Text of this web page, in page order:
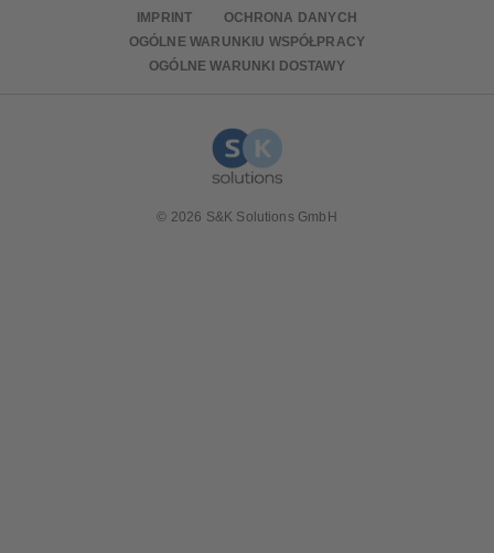
IMPRINT
OCHRONA DANYCH
OGÓLNE WARUNKIU WSPÓŁPRACY
OGÓLNE WARUNKI DOSTAWY
© 2026 S&K Solutions GmbH